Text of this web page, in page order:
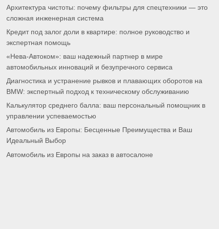
Архитектура чистоты: почему фильтры для спецтехники — это
сложная инженерная система
Кредит под залог доли в квартире: полное руководство и
экспертная помощь
«Нева-Автоком»: ваш надежный партнер в мире
автомобильных инноваций и безупречного сервиса
Диагностика и устранение рывков и плавающих оборотов на
BMW: экспертный подход к техническому обслуживанию
Калькулятор среднего балла: ваш персональный помощник в
управлении успеваемостью
Автомобиль из Европы: Бесценные Преимущества и Ваш
Идеальный Выбор
Автомобиль из Европы на заказ в автосалоне